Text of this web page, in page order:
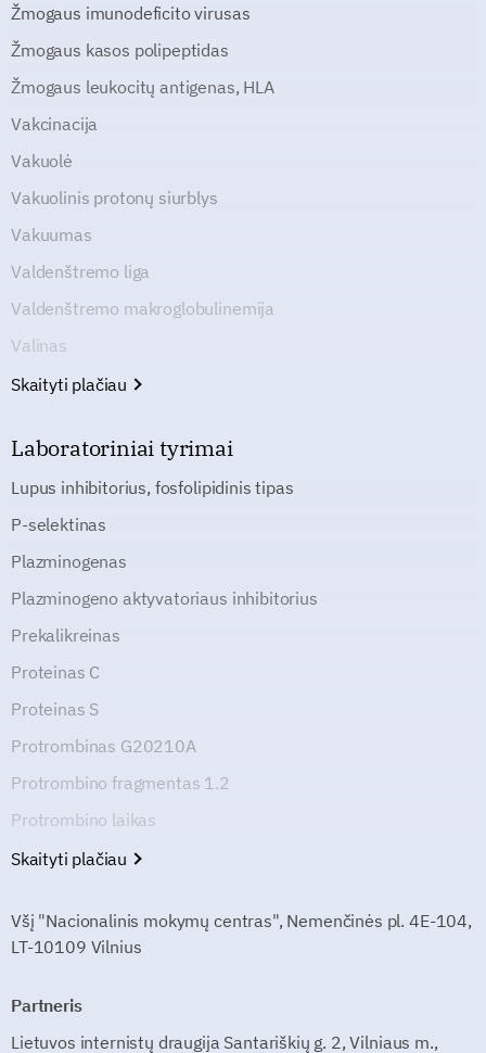
Žmogaus imunodeficito virusas
Žmogaus kasos polipeptidas
Žmogaus leukocitų antigenas, HLA
Vakcinacija
Vakuolė
Vakuolinis protonų siurblys
Vakuumas
Valdenštremo liga
Valdenštremo makroglobulinemija
Valinas
Skaityti plačiau
Laboratoriniai tyrimai
Lupus inhibitorius, fosfolipidinis tipas
P-selektinas
Plazminogenas
Plazminogeno aktyvatoriaus inhibitorius
Prekalikreinas
Proteinas C
Proteinas S
Protrombinas G20210A
Protrombino fragmentas 1.2
Protrombino laikas
Skaityti plačiau
Všį "Nacionalinis mokymų centras", Nemenčinės pl. 4E-104,
LT-10109 Vilnius
Partneris
Lietuvos internistų draugija Santariškių g. 2, Vilniaus m.,